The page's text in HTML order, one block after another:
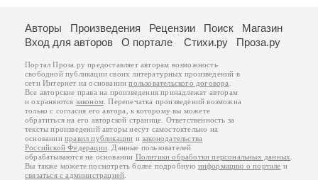
Авторы Произведения Рецензии Поиск
Магазин
Вход для авторов
О портале Стихи.ру Проза.ру
Портал Проза.ру предоставляет авторам возможность
свободной публикации своих литературных произведений в
сети Интернет на основаниипользовательского договора
Все авторские права на произведения принадлежат авторам
и охраняются законом . Перепечатка произведений возможна
только с согласия его автора, к которому вы можете
обратиться на его авторской странице. Ответственность за
тексты произведений авторы несут самостоятельно на
основанииправил публикации изаконодательства
Российской Федерации . Данные пользователей
обрабатываются на основании Политики обработки персональных данных
Вы также можете посмотреть более подробную информацию о портале и
связаться с администрацией